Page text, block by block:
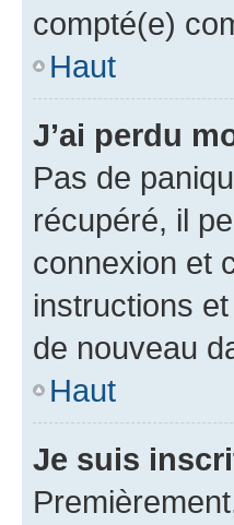
compté(e)
Haut
J’ai perdu
Pas de
récupéré, il
connexion et
instructions
de nouveau
Haut
Je suis